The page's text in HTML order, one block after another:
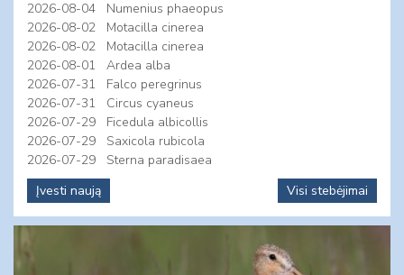
2026-08-04
Numenius phaeopus
2026-08-02
Motacilla cinerea
2026-08-02
Motacilla cinerea
2026-08-01
Ardea alba
2026-07-31
Falco peregrinus
2026-07-31
Circus cyaneus
2026-07-29
Ficedula albicollis
2026-07-29
Saxicola rubicola
2026-07-29
Sterna paradisaea
Įvesti naują
Visi stebėjimai